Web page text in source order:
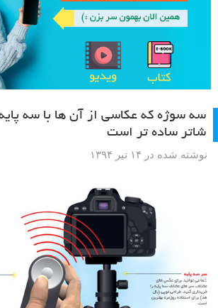
سه سوژه که عکاسی از آن ها با سه
شاتر ساده تر است
نوشته شده در ۱۴ تیر ۱۳۹۴